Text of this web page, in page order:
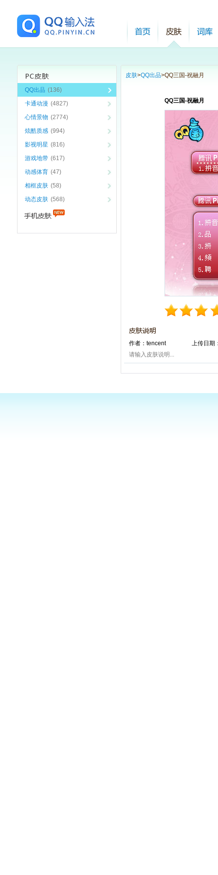
QQ出品 (136)
卡通动漫 (4827)
心情景物 (2774)
炫酷质感 (994)
影视明星 (816)
游戏地带 (617)
动感体育 (47)
相框皮肤 (58)
动态皮肤 (568)
皮肤>QQ出品>QQ三国-祝融月
QQ三国-祝融月
作者：tencent
上传日期
请输入皮肤说明...